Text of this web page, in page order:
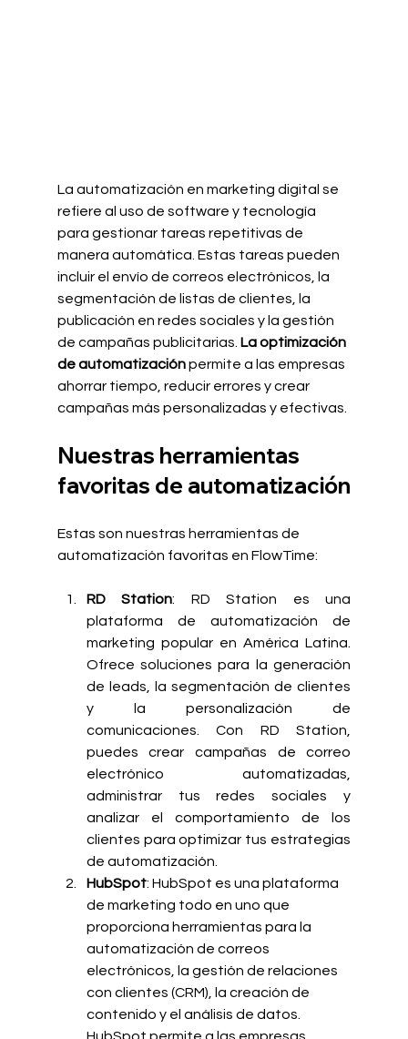
La automatización en marketing digital se
refiere al uso de software y tecnología
para gestionar tareas repetitivas de
manera automática. Estas tareas pueden
incluir el envío de correos electrónicos, la
segmentación de listas de clientes, la
publicación en redes sociales y la gestión
de campañas publicitarias. La optimización
de automatización permite a las empresas
ahorrar tiempo, reducir errores y crear
campañas más personalizadas y efectivas.
Nuestras herramientas
favoritas de automatización
Estas son nuestras herramientas de
automatización favoritas en FlowTime:
RD Station: RD Station es una
plataforma de automatización de
marketing popular en América Latina.
Ofrece soluciones para la generación
de leads, la segmentación de clientes
y la personalización de
comunicaciones. Con RD Station,
puedes crear campañas de correo
electrónico automatizadas,
administrar tus redes sociales y
analizar el comportamiento de los
clientes para optimizar tus estrategias
de automatización.
HubSpot: HubSpot es una plataforma
de marketing todo en uno que
proporciona herramientas para la
automatización de correos
electrónicos, la gestión de relaciones
con clientes (CRM), la creación de
contenido y el análisis de datos.
HubSpot permite a las empresas